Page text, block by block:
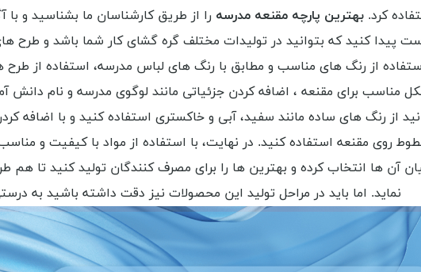
کرد.بهترین پارچه مقنعه مدرسه را از طریق کارشناسان ما بشناسید و
پیدا کنید که بتوانید در تولیدات مختلف گره گشای کار شما باشد و طرح
استفاده از رنگ های مناسب و مطابق با رنگ های لباس مدرسه، استفاده از
مناسب برای مقنعه ، اضافه کردن جزئیاتی مانند لوگوی مدرسه و نام
از رنگ های ساده مانند سفید، آبی و خاکستری استفاده کنید و با
روی مقنعه استفاده کنید. در نهایت، با استفاده از مواد با کیفیت و
آن ها انتخاب کرده و بهترین ها را برای مصرف کنندگان تولید کنید تا
نماید. اما باید در مراحل تولید این محصولات نیز دقت داشته باشید به